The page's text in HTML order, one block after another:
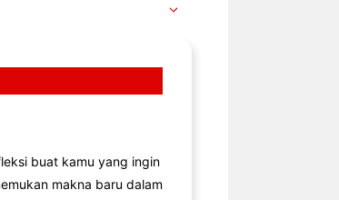
buat kamu yang ingin
makna baru dalam